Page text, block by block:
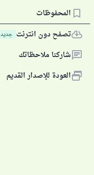
المحفوظات
تصفح دون انترنت جديد
شاركنا ملاحظاتك
العودة للإصدار القديم